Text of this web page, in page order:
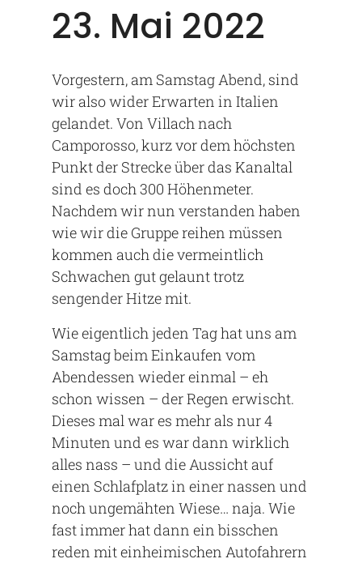
23. Mai 2022
Vorgestern, am Samstag Abend, sind
wir also wider Erwarten in Italien
gelandet. Von Villach nach
Camporosso, kurz vor dem höchsten
Punkt der Strecke über das Kanaltal
sind es doch 300 Höhenmeter.
Nachdem wir nun verstanden haben
wie wir die Gruppe reihen müssen
kommen auch die vermeintlich
Schwachen gut gelaunt trotz
sengender Hitze mit.
Wie eigentlich jeden Tag hat uns am
Samstag beim Einkaufen vom
Abendessen wieder einmal – eh
schon wissen – der Regen erwischt.
Dieses mal war es mehr als nur 4
Minuten und es war dann wirklich
alles nass – und die Aussicht auf
einen Schlafplatz in einer nassen und
noch ungemähten Wiese… naja. Wie
fast immer hat dann ein bisschen
reden mit einheimischen Autofahrern